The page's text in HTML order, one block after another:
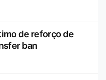
de reforço de
ban